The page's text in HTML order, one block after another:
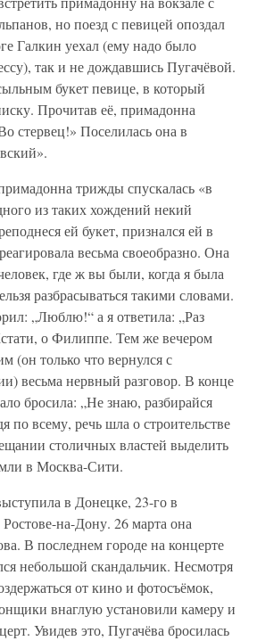
но поезд с певицей опоздал
Галкин уехал (ему надо было
так и не дождавшись Пугачёвой.
букет певице, в который
Прочитав её, примадонна
стервец!» Поселилась она в
трижды спускалась «в
из таких хождений некий
ей букет, признался ей в
весьма своеобразно. Она
где ж вы были, когда я была
разбрасываться такими словами.
„Люблю!“ а я ответила: „Раз
о Филиппе. Тем же вечером
(он только что вернулся с
весьма нервный разговор. В конце
бросила: „Не знаю, разбирайся
по всему, речь шла о строительстве
столичных властей выделить
в Москва-Сити.
в Донецке, 23-го в
на-Дону. 26 марта она
В последнем городе на концерте
небольшой скандальчик. Несмотря
от кино и фотосъёмок,
внаглую установили камеру и
Увидев это, Пугачёва бросилась